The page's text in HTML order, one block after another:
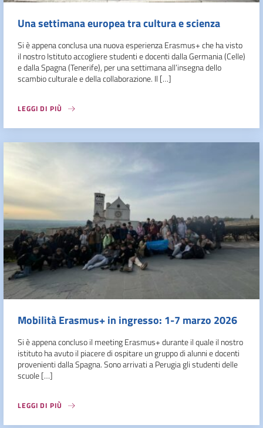
Una settimana europea tra cultura e scienza
Si è appena conclusa una nuova esperienza Erasmus+ che ha visto
il nostro Istituto accogliere studenti e docenti dalla Germania (Celle)
e dalla Spagna (Tenerife), per una settimana all’insegna dello
scambio culturale e della collaborazione. Il […]
LEGGI DI PIÙ
Mobilità Erasmus+ in ingresso: 1-7 marzo 2026
Si è appena concluso il meeting Erasmus+ durante il quale il nostro
istituto ha avuto il piacere di ospitare un gruppo di alunni e docenti
provenienti dalla Spagna. Sono arrivati a Perugia gli studenti delle
scuole […]
LEGGI DI PIÙ